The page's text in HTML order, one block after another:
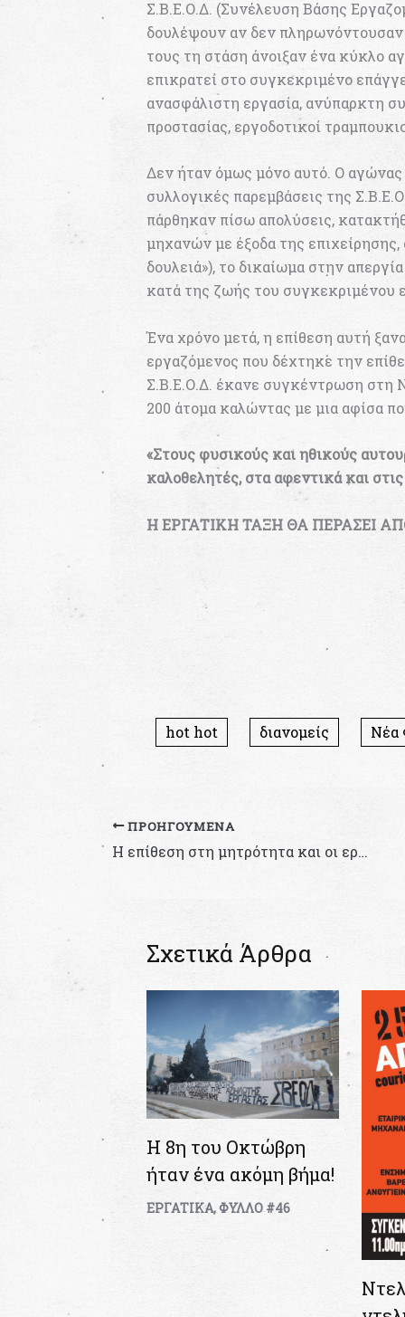
Σ.Β.Ε.Ο.Δ. (Συνέλευση Βάσης
δουλέψουν αν δεν
τους τη στάση άνοιξαν ένα κύκλο
επικρατεί στο συγκεκριμένο
ανασφάλιστη εργασία, ανύπαρκτη
προστασίας, εργοδοτικοί
Δεν ήταν όμως μόνο αυτό. Ο
συλλογικές παρεμβάσεις της
πάρθηκαν πίσω απολύσεις,
μηχανών με έξοδα της
δουλειά»), το δικαίωμα στην
κατά της ζωής του συγκεκριμένου
Ένα χρόνο μετά, η επίθεση αυτή
εργαζόμενος που δέχτηκε την
Σ.Β.Ε.Ο.Δ. έκανε συγκέντρωση στη
200 άτομα καλώντας με μια αφίσα
«Στους φυσικούς και ηθικούς
καλοθελητές, στα αφεντικά και
Η ΕΡΓΑΤΙΚΗ ΤΑΞΗ ΘΑ ΠΕΡΑΣΕΙ
hot hot διανομείς Νέα
ΠΡΟΗΓΟΎΜΕΝΑ
Η επίθεση στη μητρότητα και οι εργοδοτικές αυθαιρεσίες δεν θα περάσουν
Σχετικά Άρθρα
H 8η του Οκτώβρη
ήταν ένα ακόμη βήμα!
ΕΡΓΑΤΙΚΑ,ΦΥΛΛΟ #46